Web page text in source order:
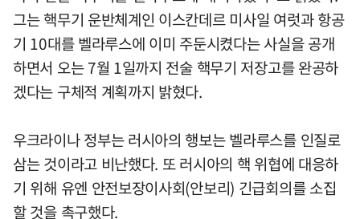
그는 핵무기 운반체계인 이스칸데르 미사일 여럿과 항공
기 10대를 벨라루스에 이미 주둔시켰다는 사실을 공개
하면서 오는 7월 1일까지 전술 핵무기 저장고를 완공하
겠다는 구체적 계획까지 밝혔다.
우크라이나 정부는 러시아의 행보는 벨라루스를 인질로
삼는 것이라고 비난했다. 또 러시아의 핵 위협에 대응하
기 위해 유엔 안전보장이사회(안보리) 긴급회의를 소집
할 것을 촉구했다.